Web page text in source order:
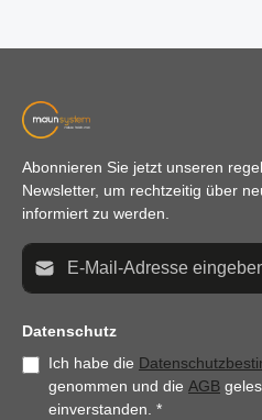
Abonnieren Sie jetzt unseren
Newsletter, um rechtzeitig über
informiert zu werden.
E-Mail-Adresse*
Datenschutz
Ich habe die
genommen und die AGB
einverstanden. *